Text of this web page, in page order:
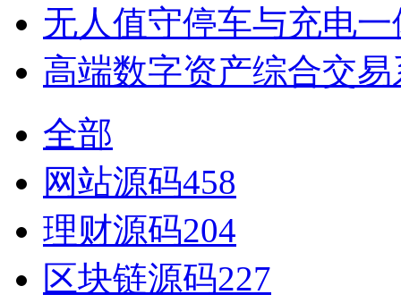
无人值守停车与充电
高端数字资产综合交
全部
网站源码458
理财源码204
区块链源码227